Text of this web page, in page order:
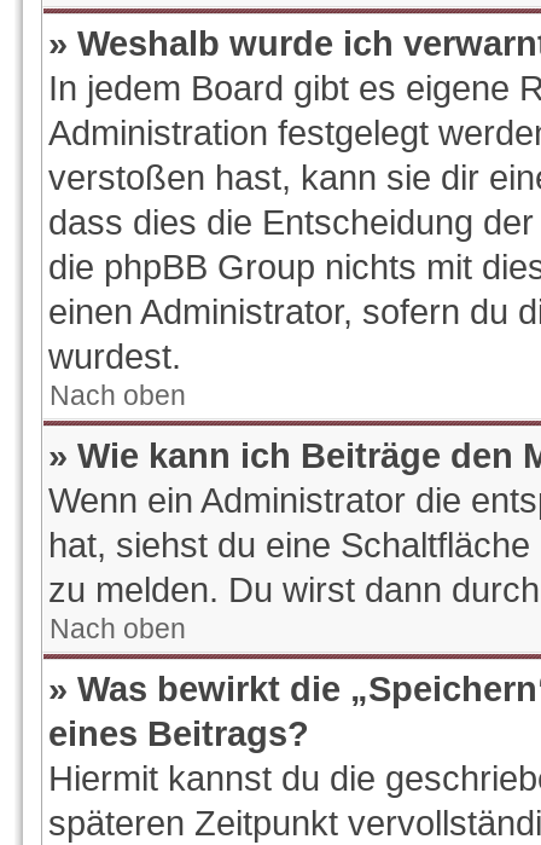
» Weshalb wurde ich
In jedem Board gibt es eigene
Administration festgelegt
verstoßen hast, kann sie dir
dass dies die Entscheidung
die phpBB Group nichts mit
einen Administrator, sofern du
wurdest.
Nach oben
» Wie kann ich Beiträge den
Wenn ein Administrator die
hat, siehst du eine
zu melden. Du wirst dann
Nach oben
» Was bewirkt die
eines Beitrags?
Hiermit kannst du die
späteren Zeitpunkt